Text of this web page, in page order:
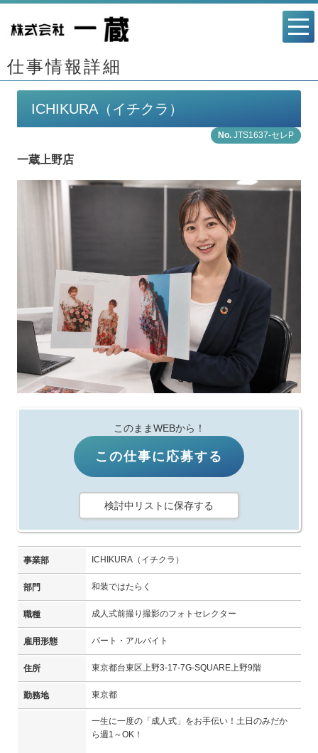
仕事情報詳細
ICHIKURA（イチクラ）
JTS1637-セレP
一蔵上野店
このままWEBから！
この仕事に応募する
検討中リストに保存する
事業部 ICHIKURA（イチクラ）
部門 和装ではたらく
職種 成人式前撮り撮影のフォトセレクター
雇用形態 パート・アルバイト
住所 東京都台東区上野3-17-7G-SQUARE上野9階
勤務地 東京都
一生に一度の「成人式」をお手伝い！土日のみだか
ら週1～OK！